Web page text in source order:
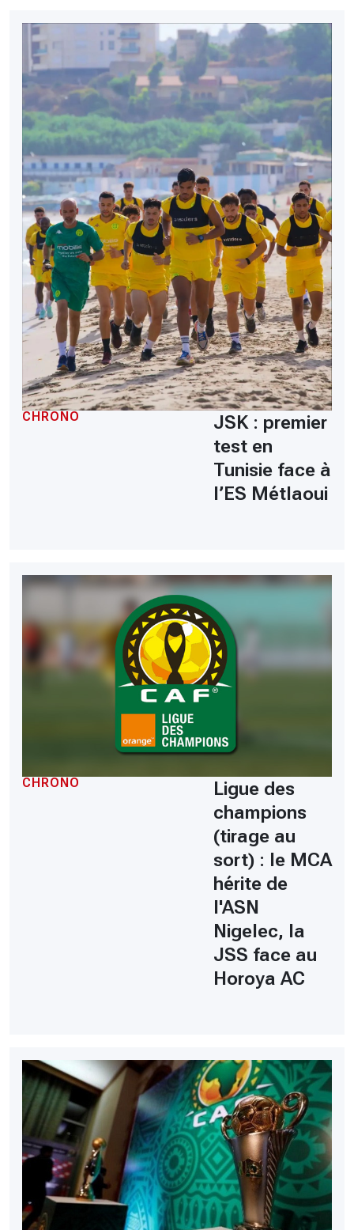
CHRONO
JSK : premier
test en
Tunisie face à
l’ES Métlaoui
CHRONO
Ligue des
champions
(tirage au
sort) : le MCA
hérite de
l'ASN
Nigelec, la
JSS face au
Horoya AC